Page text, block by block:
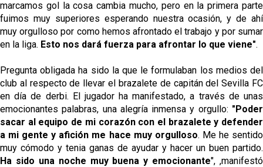
marcamos gol la cosa cambia mucho, pero en la primera parte
fuimos muy superiores esperando nuestra ocasión, y de ahí
muy orgulloso por como hemos afrontado el trabajo y por sumar
en la liga. Esto nos dará fuerza para afrontar lo que viene".
Pregunta obligada ha sido la que le formulaban los medios del
club al respecto de llevar el brazalete de capitán del Sevilla FC
en día de derbi. El jugador ha manifestado, a través de unas
emocionantes palabras, una alegría inmensa y orgullo: "Poder
sacar al equipo de mi corazón con el brazalete y defender
a mi gente y afición me hace muy orgulloso. Me he sentido
muy cómodo y tenia ganas de ayudar y hacer un buen partido.
Ha sido una noche muy buena y emocionante", ,manifestó